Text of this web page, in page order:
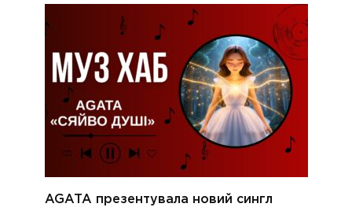
AGATA презентувала новий сингл